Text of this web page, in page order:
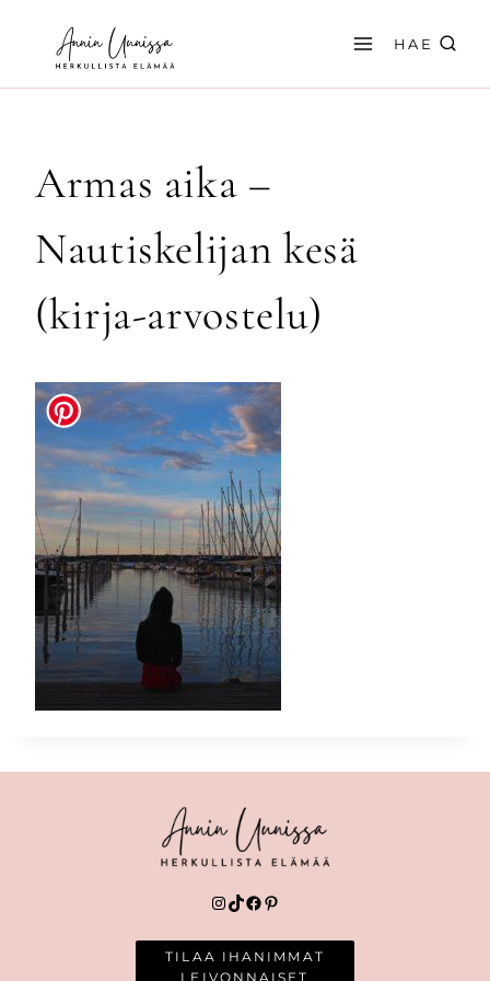
sisältöön
HAE
Armas aika –
Nautiskelijan kesä
(kirja-arvostelu)
Instagram
TikTok
Facebook
Pinterest
TILAA IHANIMMAT
LEIVONNAISET